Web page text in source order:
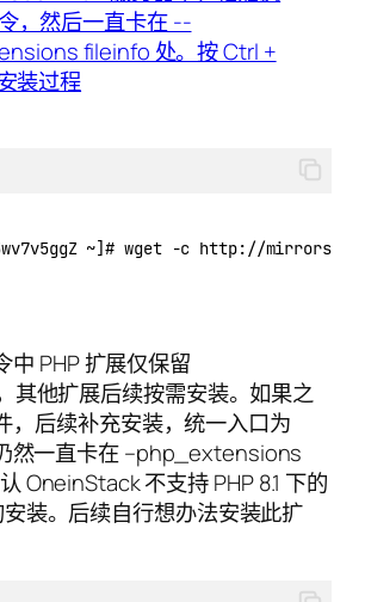
~]# wget -c http://
中 PHP 扩展仅保留
其他扩展后续按需安装。如果之
，后续补充安装，统一入口为
然一直卡在 –php_extensions
OneinStack 不支持 PHP 8.1 下的
装。后续自行想办法安装此扩